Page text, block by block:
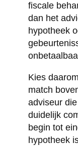
fiscale
dan het
hypotheek
Kies
match
adviseur
duidelijk
begin tot
hypotheek